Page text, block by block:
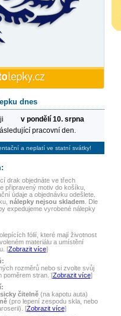
dnes
v pondělí 10. srpna
pracovní den.
a neplatí ve statní svátky!
drak objednáte ve třech
připravený motiv do košíku,
údaje a objednávku odešlete.
nálepky nejsou skladem . Dle
expedujeme vyrobené nálepky
fólií, které mají životnost
materiálu a umístění
[Zobrazit více]
rozměrů nebo si zvolte svůj
poměrem stran. [Zobrazit více]
čitelně(na kapotu auta)
(pro lepení zespodu skla, nebo
[Zobrazit více]